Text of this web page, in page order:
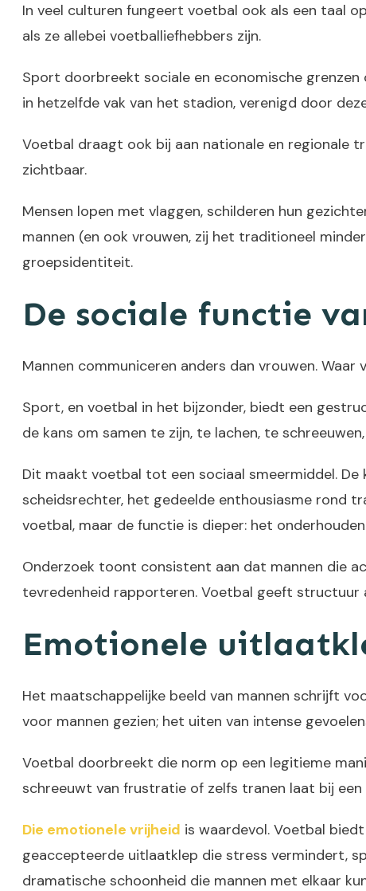
In veel culturen fungeert voetbal ook als een taal
als ze allebei voetballiefhebbers zijn.
Sport doorbreekt sociale en economische grenzen
in hetzelfde vak van het stadion, verenigd door
Voetbal draagt ook bij aan nationale en regionale
zichtbaar.
Mensen lopen met vlaggen, schilderen hun
mannen (en ook vrouwen, zij het traditioneel
groepsidentiteit.
De sociale functie
Mannen communiceren anders dan vrouwen.
Sport, en voetbal in het bijzonder, biedt een
de kans om samen te zijn, te lachen, te
Dit maakt voetbal tot een sociaal smeermiddel.
scheidsrechter, het gedeelde enthousiasme rond
voetbal, maar de functie is dieper: het
Onderzoek toont consistent aan dat mannen die
tevredenheid rapporteren. Voetbal geeft structuur
Emotionele
Het maatschappelijke beeld van mannen schrijft
voor mannen gezien; het uiten van intense
Voetbal doorbreekt die norm op een legitieme
schreeuwt van frustratie of zelfs tranen laat bij een
Die emotionele vrijheid is waardevol. Voetbal
geaccepteerde uitlaatklep die stress vermindert,
dramatische schoonheid die mannen met elkaar